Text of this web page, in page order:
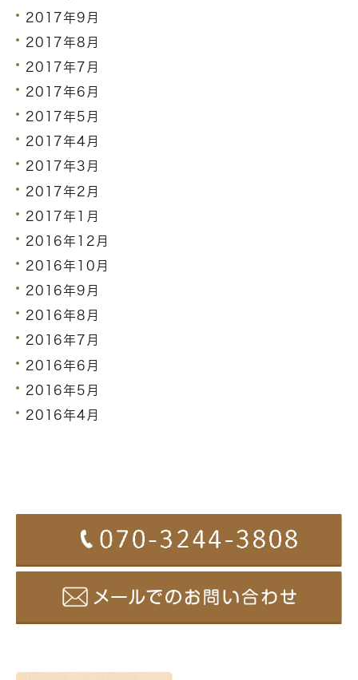
2017年9月
2017年8月
2017年7月
2017年6月
2017年5月
2017年4月
2017年3月
2017年2月
2017年1月
2016年12月
2016年10月
2016年9月
2016年8月
2016年7月
2016年6月
2016年5月
2016年4月